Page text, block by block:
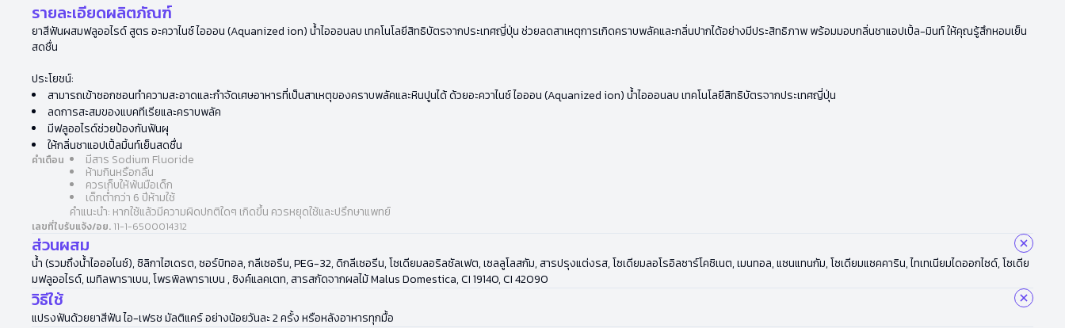
รายละเอียดผลิตภัณฑ์
ยาสีฟันผสมฟลูออไรด์ สูตร อะควาไนซ์ ไอออน (Aquanized ion) น้ำไอออนลบ เทคโนโลยีสิทธิบัตรจากประเทศญี่ปุ่น ช่วยลดสาเหตุการเกิดคราบพลัคและกลิ่นปากได้อย่างมีประสิทธิภาพ พร้อมมอบกลิ่นชาแอปเปิ้ล-มินท์ ให้คุณรู้สึกหอมเย็น
สดชื่น
ประโยชน์:
สามารถเข้าซอกซอนทำความสะอาดและกำจัดเศษอาหารที่เป็นสาเหตุของคราบพลัคและหินปูนได้ ด้วยอะควาไนซ์ ไอออน (Aquanized ion) น้ำไอออนลบ เทคโนโลยีสิทธิบัตรจากประเทศญี่ปุ่น
ลดการสะสมของแบคทีเรียและคราบพลัค
มีฟลูออไรด์ช่วยป้องกันฟันผุ
ให้กลิ่นชาแอปเปิ้ลมิ้นท์เย็นสดชื่น
คำเตือน มีสาร Sodium Fluoride
ห้ามกินหรือกลืน
ควรเก็บให้พ้นมือเด็ก
เด็กต่ำกว่า 6 ปีห้ามใช้
คำแนะนำ: หากใช้แล้วมีความผิดปกติใดๆ เกิดขึ้น ควรหยุดใช้และปรึกษาแพทย์
เลขที่ใบรับแจ้ง/อย. 11-1-6500014312
ส่วนผสม
น้ำ (รวมถึงน้ำไอออไนซ์), ซิลิกาไฮเดรต, ซอร์บิทอล, กลีเซอรีน, PEG-32, ดิกลีเซอรีน, โซเดียมลอริลซัลเฟต, เซลลูโลสกัม, สารปรุงแต่งรส, โซเดียมลอโรอิลซาร์โคซิเนต, เมนทอล, แซนแทนกัม, โซเดียมแซคคาริน, ไทเทเนียมไดออกไซด์, โซเดีย
มฟลูออไรด์, เมทิลพาราเบน, โพรพิลพาราเบน , ซิงค์แลคเตท, สารสกัดจากผลไม้ Malus Domestica, CI 19140, CI 42090
วิธีใช้
แปรงฟันด้วยยาสีฟัน ไอ-เฟรช มัลติแคร์ อย่างน้อยวันละ 2 ครั้ง หรือหลังอาหารทุกมื้อ